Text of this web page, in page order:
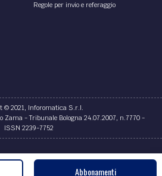
Regole per invio e referaggio
© 2021, Inforomatica S.r.l.
Zama - Tribunale Bologna 24.07.2007, n.7770 -
ISSN 2239-7752
Abbonamenti